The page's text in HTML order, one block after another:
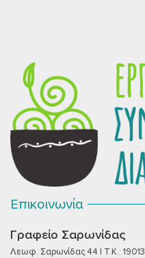
Επικοινωνία
Γραφείο Σαρωνίδας
Λεωφ. Σαρωνίδας 44 | T.K.: 19013